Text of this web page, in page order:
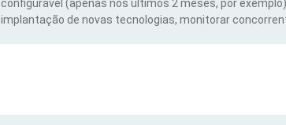
configurável (apenas nos últimos 2 meses, por
implantação de novas tecnologias, monitorar